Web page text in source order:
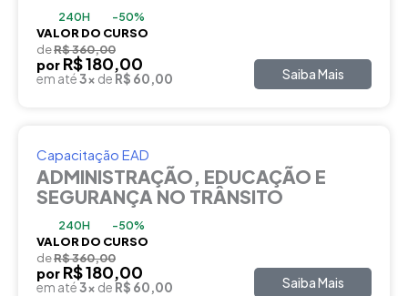
240H -50%
VALOR DO CURSO
deR$ 360,00
por R$ 180,00
em até3x de R$ 60,00 Saiba Mais
Capacitação EAD
ADMINISTRAÇÃO, EDUCAÇÃO E
SEGURANÇA NO TRÂNSITO
240H -50%
VALOR DO CURSO
deR$ 360,00
por R$ 180,00
em até3x de R$ 60,00 Saiba Mais